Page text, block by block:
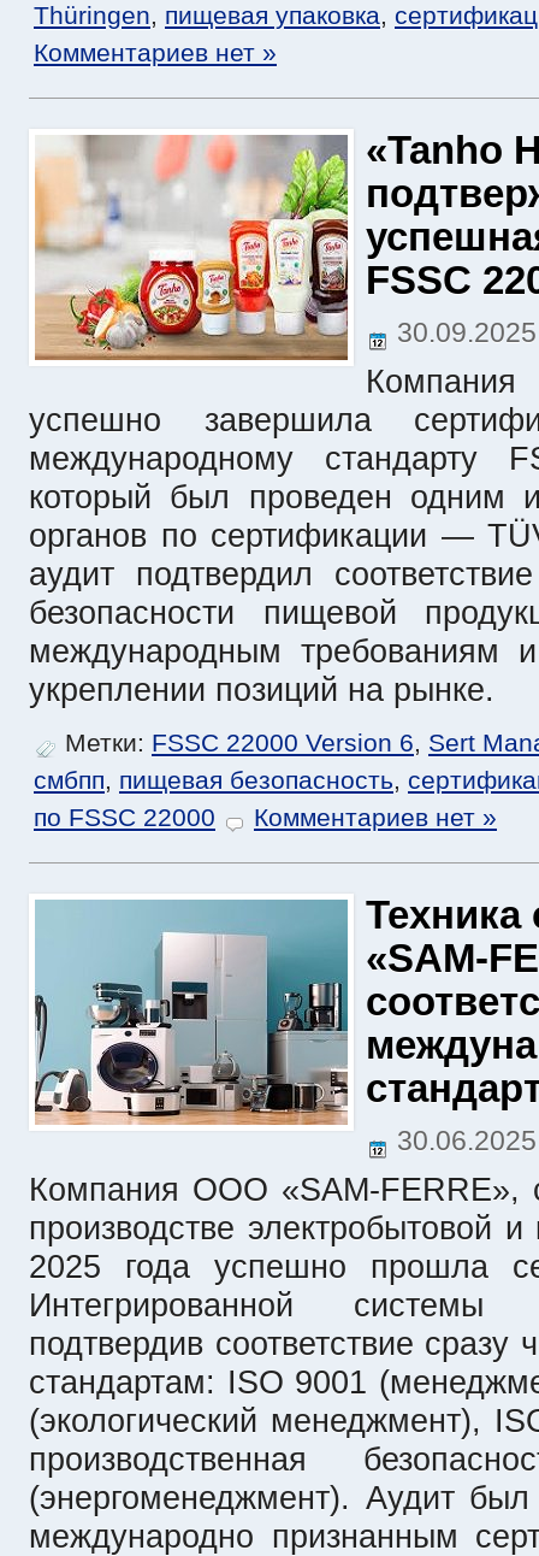
Thüringen, пищевая упаковка,
Комментариев нет »
«Tanho
FSSC
успешно завершила
международному стандарту
который был проведен одним
органов по сертификации —
аудит подтвердил
безопасности пищевой
международным требованиям
укреплении позиций на рынке.
Метки: FSSC 22000 Version 6, Sert
смбпп, пищевая безопасность,
по FSSC 22000
Комментариев нет »
«SAM-
Компания ООО «SAM-FERRE»,
производстве электробытовой
2025 года успешно прошла
Интегрированной
подтвердив соответствие
стандартам: ISO 9001
(экологический менеджмент),
производственная
(энергоменеджмент). Аудит
международно признанным